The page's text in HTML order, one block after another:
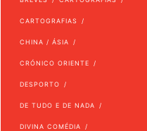
CARTOGRAFIAS
CHINA / ÁSIA
CRÓNICO ORIENTE
DESPORTO
DE TUDO E DE NADA
DIVINA COMÉDIA